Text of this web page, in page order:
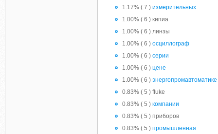
1.17% ( 7 ) измерительных
1.00% ( 6 ) кипиа
1.00% ( 6 ) линзы
1.00% ( 6 ) осциллограф
1.00% ( 6 ) серии
1.00% ( 6 ) цене
1.00% ( 6 ) энергопромавтоматике
0.83% ( 5 ) fluke
0.83% ( 5 ) компании
0.83% ( 5 ) приборов
0.83% ( 5 ) промышленная